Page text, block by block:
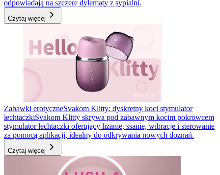
odpowiadają na szczere dylematy z sypialni.
Czytaj więcej
Zabawki erotyczneSvakom Klitty: dyskretny koci stymulator
łechtaczkiSvakom Klitty skrywa pod zabawnym kocim pokrowcem
stymulator łechtaczki oferujący lizanie, ssanie, wibracje i sterowanie
za pomocą aplikacji, idealny do odkrywania nowych doznań.
Czytaj więcej